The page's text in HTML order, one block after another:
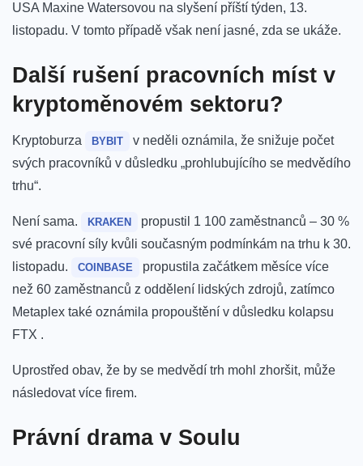
USA Maxine Watersovou na slyšení příští týden, 13.
listopadu. V tomto případě však není jasné, zda se ukáže.
Další rušení pracovních míst v
kryptoměnovém sektoru?
Kryptoburza BYBIT
v neděli oznámila, že snižuje počet
svých pracovníků v důsledku „prohlubujícího se medvědího
trhu“.
Není sama. KRAKEN
propustil 1 100 zaměstnanců – 30 %
své pracovní síly kvůli současným podmínkám na trhu k 30.
listopadu.
COINBASE
propustila začátkem měsíce více
než 60 zaměstnanců z oddělení lidských zdrojů, zatímco
Metaplex také oznámila propouštění v důsledku kolapsu
FTX .
Uprostřed obav, že by se medvědí trh mohl zhoršit, může
následovat více firem.
Právní drama v Soulu